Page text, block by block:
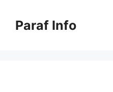
contentParaf Info